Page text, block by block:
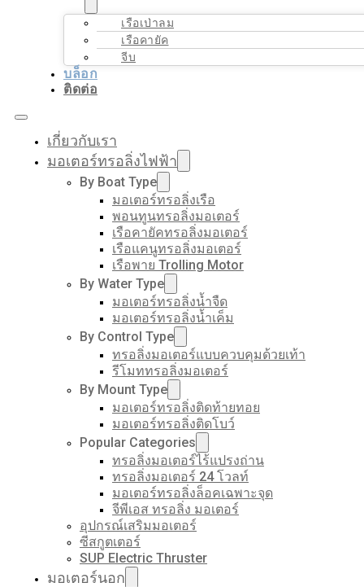
เรือเป่าลม
เรือคายัค
จีบ
บล็อก
ติดต่อ
เกี่ยวกับเรา
มอเตอร์ทรอลิ่งไฟฟ้า
By Boat Type
มอเตอร์ทรอลิ่งเรือ
พอนทูนทรอลิ่งมอเตอร์
เรือคายัคทรอลิ่งมอเตอร์
เรือแคนูทรอลิ่งมอเตอร์
เรือพาย Trolling Motor
By Water Type
มอเตอร์ทรอลิ่งน้ำจืด
มอเตอร์ทรอลิ่งน้ำเค็ม
By Control Type
ทรอลิ่งมอเตอร์แบบควบคุมด้วยเท้า
รีโมททรอลิ่งมอเตอร์
By Mount Type
มอเตอร์ทรอลิ่งติดท้ายทอย
มอเตอร์ทรอลิ่งติดโบว์
Popular Categories
ทรอลิ่งมอเตอร์ไร้แปรงถ่าน
ทรอลิ่งมอเตอร์ 24 โวลท์
มอเตอร์ทรอลิ่งล็อคเฉพาะจุด
จีพีเอส ทรอลิ่ง มอเตอร์
อุปกรณ์เสริมมอเตอร์
ซีสกูตเตอร์
SUP Electric Thruster
มอเตอร์นอก